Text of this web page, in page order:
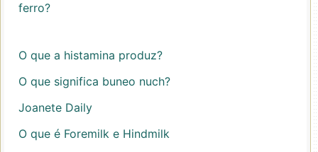
ferro?
O que a histamina produz?
O que significa buneo nuch?
Joanete Daily
O que é Foremilk e Hindmilk